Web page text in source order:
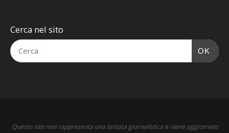
Cerca nel sito
OK
Questo sito non rappresenta una testata giornalistica e viene aggiornato